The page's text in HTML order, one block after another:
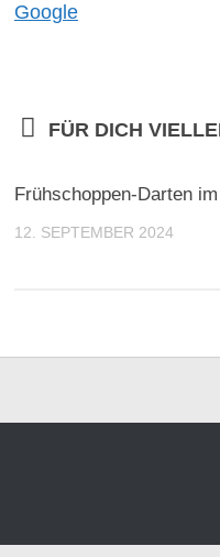
Google
FÜR DICH
Frühschoppen-Darten
12. SEPTEMBER 2024